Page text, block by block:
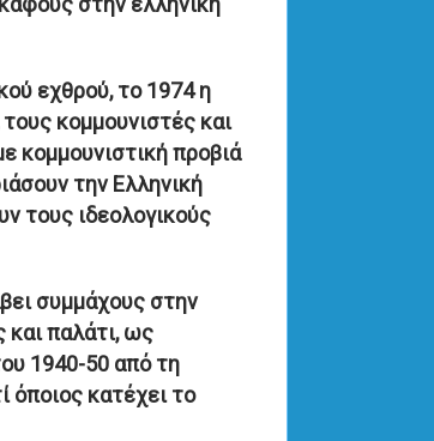
εχθρού, το 1974 η
κομμουνιστές και
κομμουνιστική προβιά
την Ελληνική
τους ιδεολογικούς
συμμάχους στην
και παλάτι, ως
1940-50 από τη
όποιος κατέχει το